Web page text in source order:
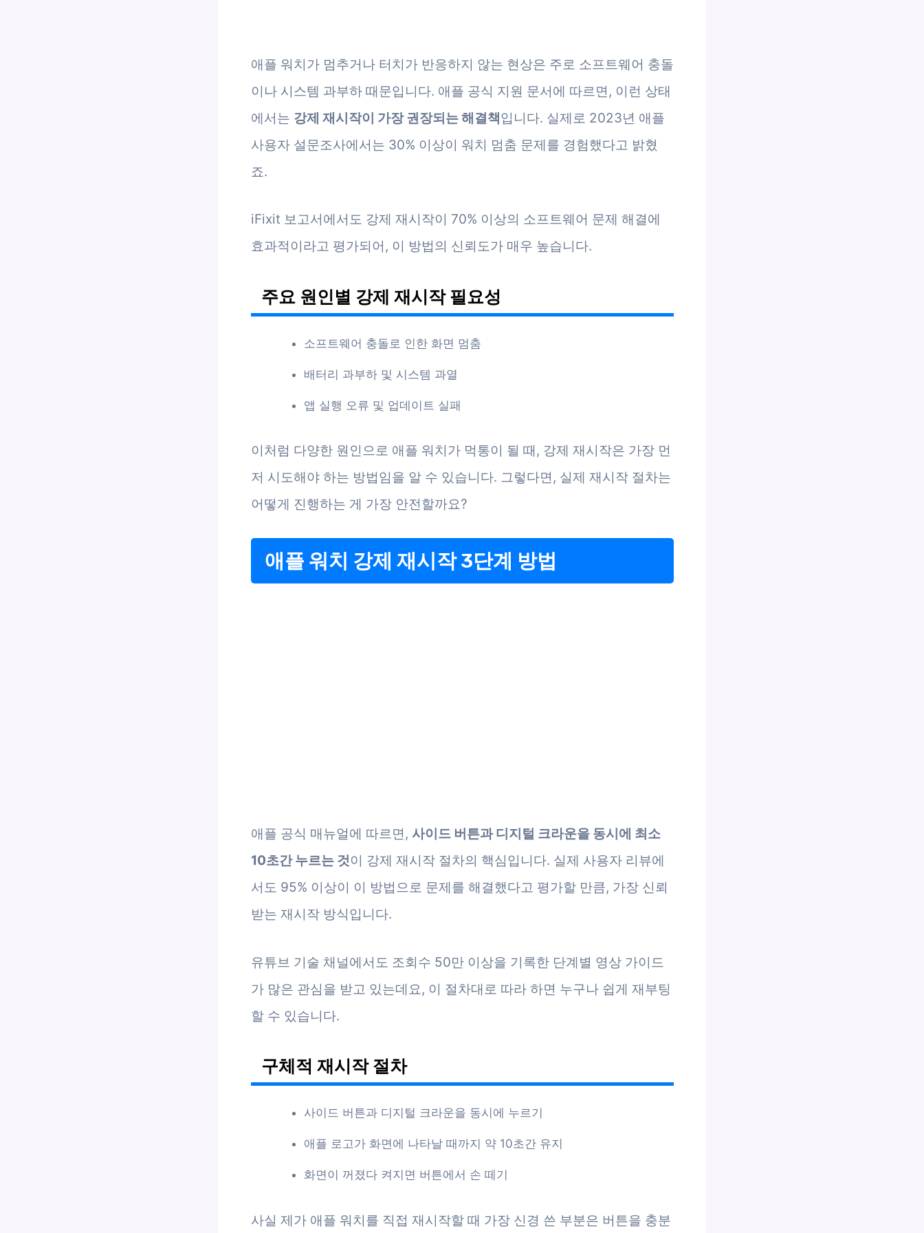
애플 워치가 멈추거나 터치가 반응하지 않는 현상은 주로 소프트웨어 충돌
이나 시스템 과부하 때문입니다. 애플 공식 지원 문서에 따르면, 이런 상태
에서는 강제 재시작이 가장 권장되는 해결책 입니다. 실제로 2023년 애플
사용자 설문조사에서는 30% 이상이 워치 멈춤 문제를 경험했다고 밝혔
죠.
iFixit 보고서에서도 강제 재시작이 70% 이상의 소프트웨어 문제 해결에
효과적이라고 평가되어, 이 방법의 신뢰도가 매우 높습니다.
주요 원인별 강제 재시작 필요성
소프트웨어 충돌로 인한 화면 멈춤
배터리 과부하 및 시스템 과열
앱 실행 오류 및 업데이트 실패
이처럼 다양한 원인으로 애플 워치가 먹통이 될 때, 강제 재시작은 가장 먼
저 시도해야 하는 방법임을 알 수 있습니다. 그렇다면, 실제 재시작 절차는
어떻게 진행하는 게 가장 안전할까요?
애플 워치 강제 재시작 3단계 방법
애플 공식 매뉴얼에 따르면, 사이드 버튼과 디지털 크라운을 동시에 최소
10초간 누르는 것이 강제 재시작 절차의 핵심입니다. 실제 사용자 리뷰에
서도 95% 이상이 이 방법으로 문제를 해결했다고 평가할 만큼, 가장 신뢰
받는 재시작 방식입니다.
유튜브 기술 채널에서도 조회수 50만 이상을 기록한 단계별 영상 가이드
가 많은 관심을 받고 있는데요, 이 절차대로 따라 하면 누구나 쉽게 재부팅
할 수 있습니다.
구체적 재시작 절차
사이드 버튼과 디지털 크라운을 동시에 누르기
애플 로고가 화면에 나타날 때까지 약 10초간 유지
화면이 꺼졌다 켜지면 버튼에서 손 떼기
사실 제가 애플 워치를 직접 재시작할 때 가장 신경 쓴 부분은 버튼을 충분